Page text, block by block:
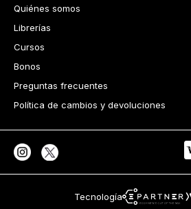
Quiénes somos
Librerías
Cursos
Bonos
Preguntas frecuentes
Política de cambios y devoluciones
Tecnología